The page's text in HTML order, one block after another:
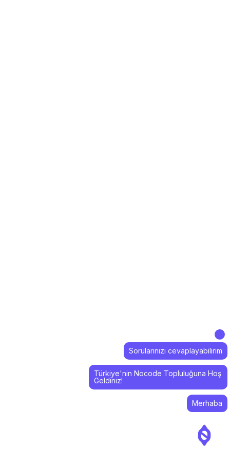
Merhaba
Türkiye'nin Nocode Topluluğuna Hoş
Geldiniz!
Sorularınızı cevaplayabilirim